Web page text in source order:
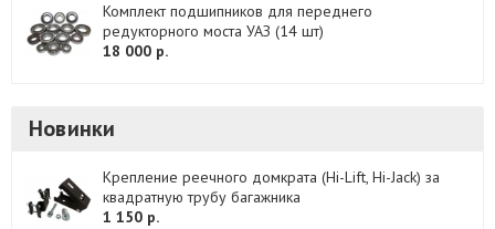
Комплект подшипников для переднего
редукторного моста УАЗ (14 шт)
18 000 р.
Новинки
Крепление реечного домкрата (Hi-Lift, Hi-Jack) за
квадратную трубу багажника
1 150 р.